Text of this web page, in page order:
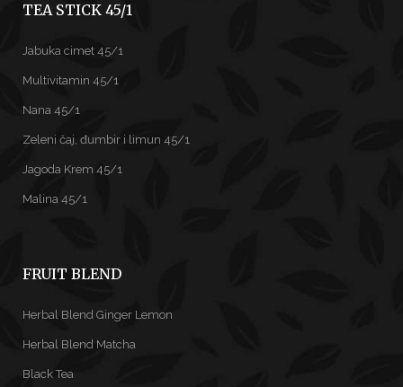
TEA STICK 45/1
Jabuka cimet 45/1
Multivitamin 45/1
Nana 45/1
Zeleni čaj, đumbir i limun 45/1
Jagoda Krem 45/1
Malina 45/1
FRUIT BLEND
Herbal Blend Ginger Lemon
Herbal Blend Matcha
Black Tea